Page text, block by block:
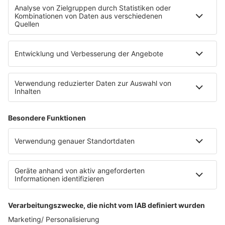
Fahrradparkhaus
Die Uniklinik Tübingen hat ein neues Fahrradparkhaus
eröffnet. Direkt an der Medizinischen Klinik bietet es
E-Bikes über eine Photovoltaikanlage auf dem …
Impressum
Datenschutzerklärung